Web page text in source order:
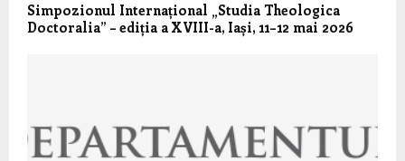
Simpozionul Internațional „Studia Theologica
Doctoralia” – ediția a XVIII-a, Iași, 11–12 mai 2026